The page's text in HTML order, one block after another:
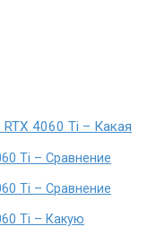
4060 Ti – Какая
Ti – Сравнение
Ti – Сравнение
Ti – Какую